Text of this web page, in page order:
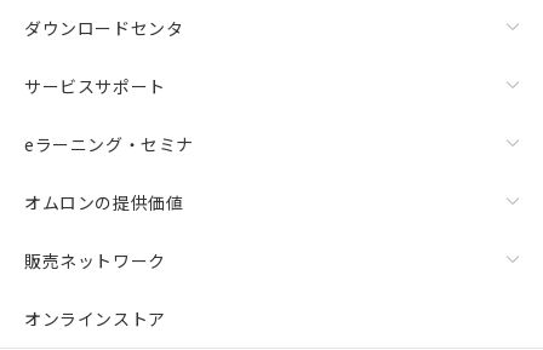
ダウンロードセンタ
サービスサポート
eラーニング・セミナ
オムロンの提供価値
販売ネットワーク
オンラインストア